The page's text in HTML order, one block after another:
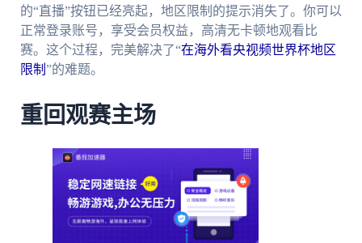
的“直播”按钮已经亮起，地区限制的提示消失了。你可以
正常登录账号，享受会员权益，高清无卡顿地观看比
赛。这个过程，完美解决了“在海外看央视频世界杯地区
限制 ”的难题。
重回观赛主场